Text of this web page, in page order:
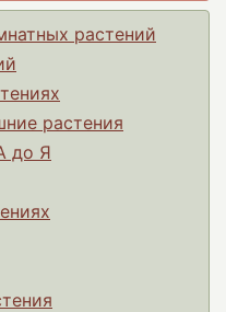
растений
растения
до Я